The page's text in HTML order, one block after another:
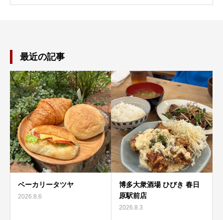
最近の記事
ベーカリータツヤ
2026.8.6
博多大衆酒場 ひびき 春日
原駅前店
2026.8.3